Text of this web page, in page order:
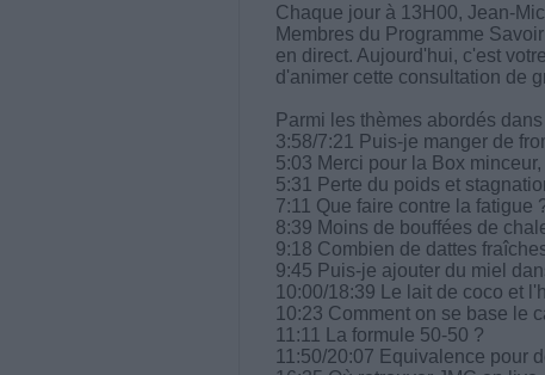
Chaque jour à 13H00, Jean-
Membres du Programme
en direct. Aujourd'hui, c'est
d'animer cette consultation de
Parmi les thèmes abordés
3:58/7:21 Puis-je manger de
5:03 Merci pour la Box
5:31 Perte du poids et
7:11 Que faire contre la fatigue
8:39 Moins de bouffées de
9:18 Combien de dattes
9:45 Puis-je ajouter du miel
10:00/18:39 Le lait de coco et
10:23 Comment on se base le
11:11 La formule 50-50 ?
11:50/20:07 Equivalence pour